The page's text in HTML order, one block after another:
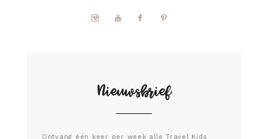
Nieuwsbrief
Ontvang één keer per week alle Travel Kids